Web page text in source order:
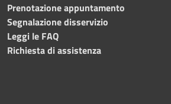
Prenotazione appuntamento
Segnalazione disservizio
Leggi le FAQ
Richiesta di assistenza